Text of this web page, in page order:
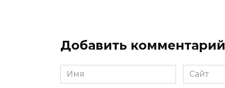
Добавить комментарий
Имя
*
Сайт